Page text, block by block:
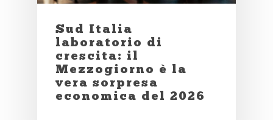
Sud Italia
laboratorio di
crescita: il
Mezzogiorno è la
vera sorpresa
economica del 2026